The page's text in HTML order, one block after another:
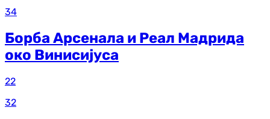
34
Борба Арсенала и Реал Мадрида
око Винисијуса
22
32